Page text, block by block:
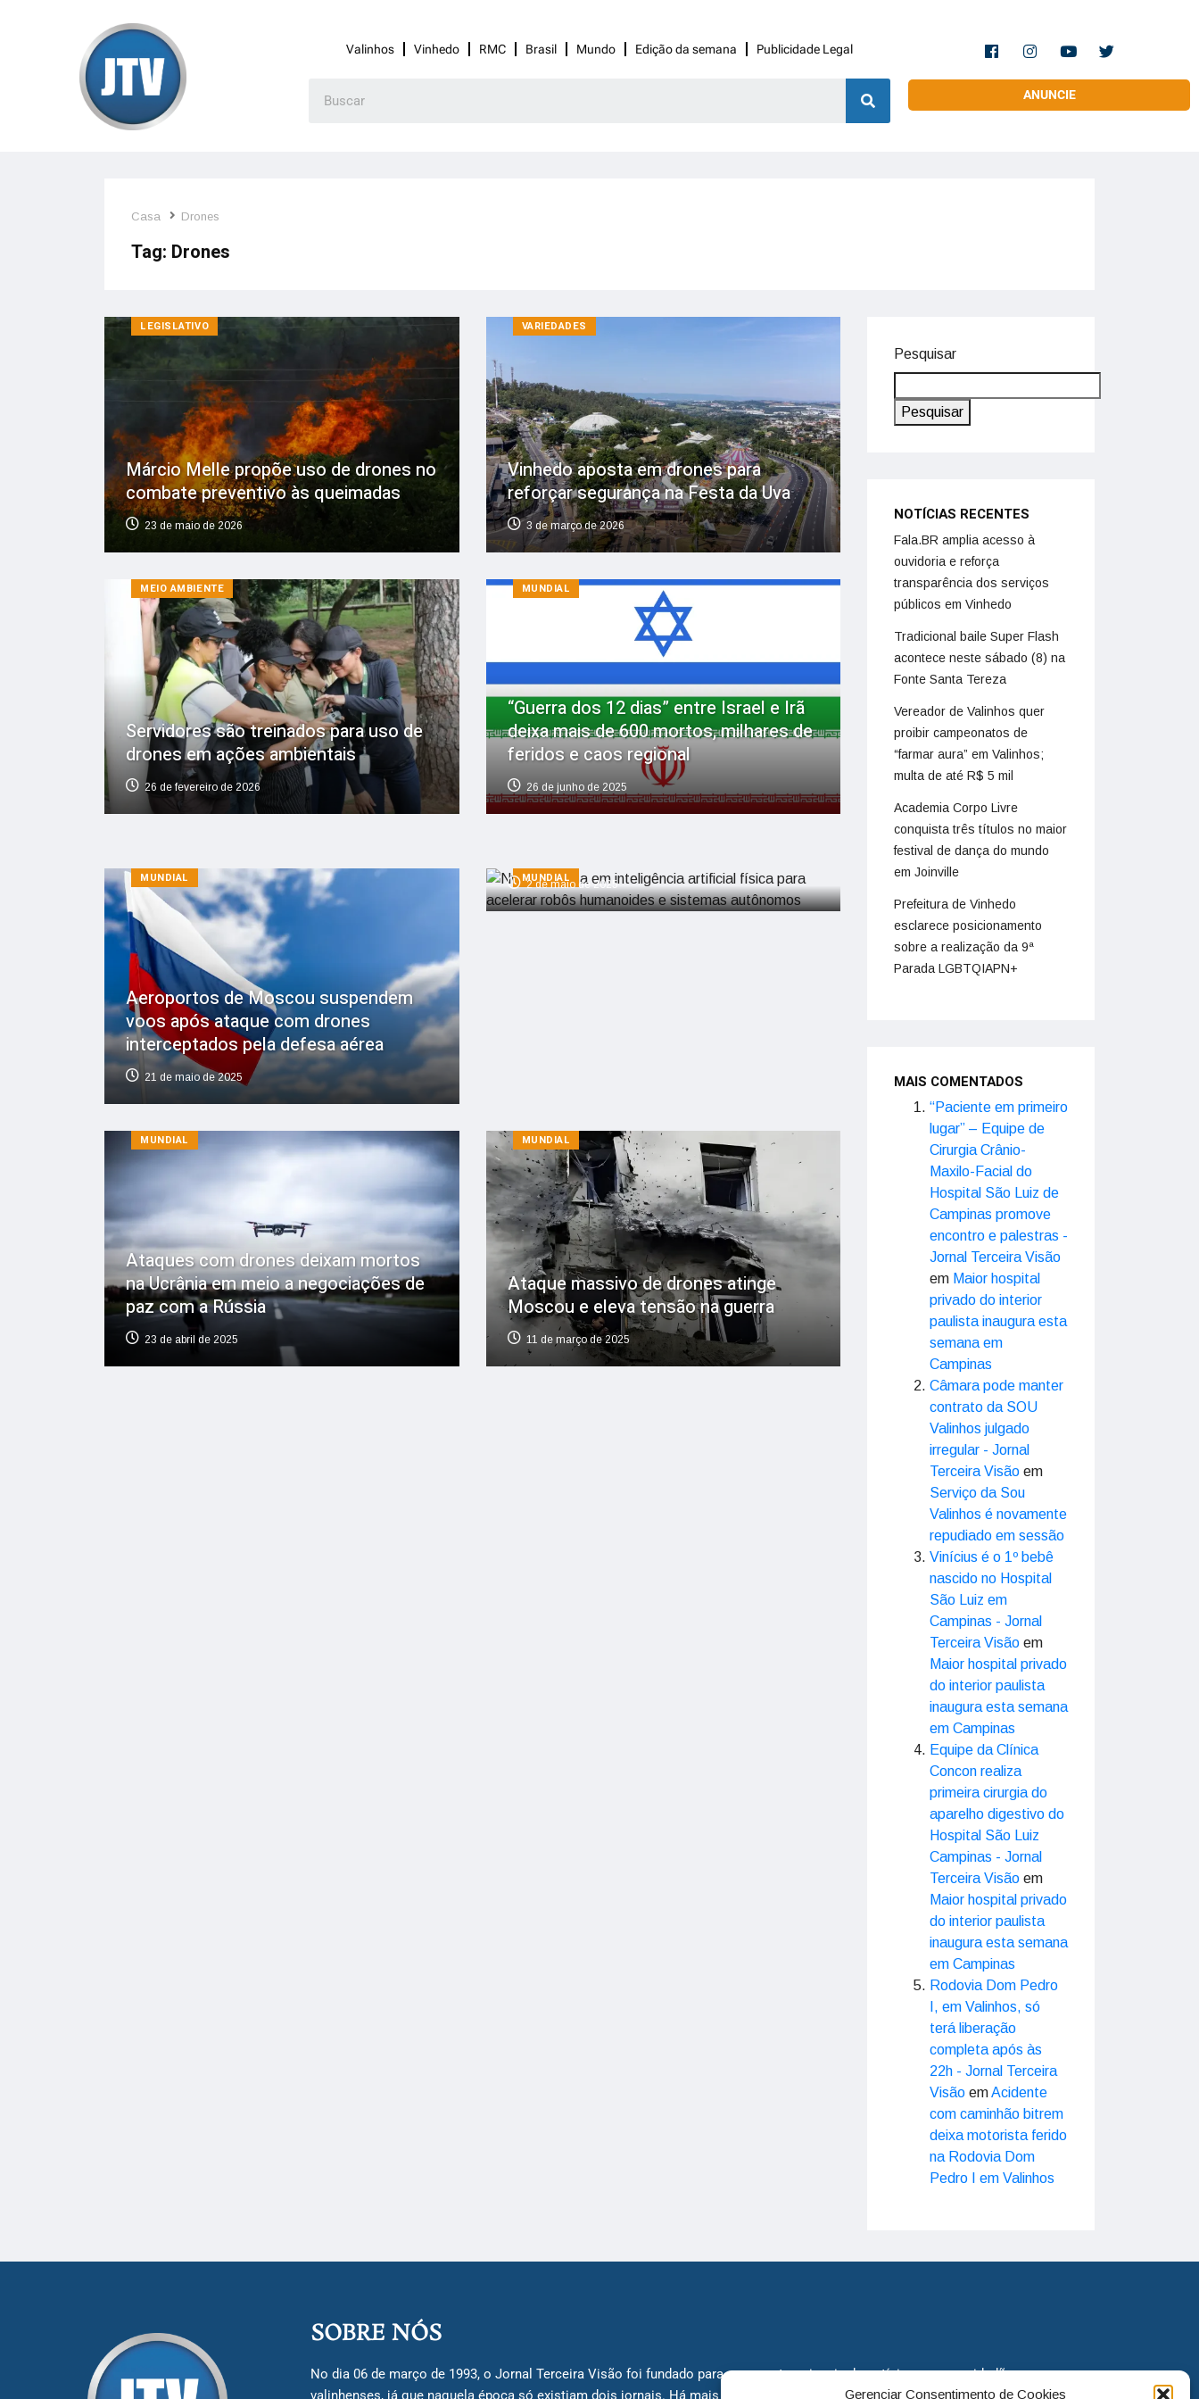
Gerenciar Consentimento de Cookies
Valinhos Vinhedo RMC Brasil Mundo Edição da semana Publicidade Legal
ANUNCIE
Casa Drones
Tag: Drones
LEGISLATIVO
Márcio Melle propõe uso de drones no
combate preventivo às queimadas
23 de maio de 2026
VARIEDADES
Vinhedo aposta em drones para
reforçar segurança na Festa da Uva
3 de março de 2026
MEIO AMBIENTE
Servidores são treinados para uso de
drones em ações ambientais
26 de fevereiro de 2026
MUNDIAL
“Guerra dos 12 dias” entre Israel e Irã
deixa mais de 600 mortos, milhares de
feridos e caos regional
26 de junho de 2025
MUNDIAL
Aeroportos de Moscou suspendem
voos após ataque com drones
interceptados pela defesa aérea
21 de maio de 2025
MUNDIAL
Nvidia aposta em inteligência artificial
2 de maio de 2025
MUNDIAL
Ataques com drones deixam mortos
na Ucrânia em meio a negociações de
paz com a Rússia
23 de abril de 2025
MUNDIAL
Ataque massivo de drones atinge
Moscou e eleva tensão na guerra
11 de março de 2025
Pesquisar
Pesquisar
NOTÍCIAS RECENTES
Fala.BR amplia acesso à
ouvidoria e reforça
transparência dos serviços
públicos em Vinhedo
Tradicional baile Super Flash
acontece neste sábado (8) na
Fonte Santa Tereza
Vereador de Valinhos quer
proibir campeonatos de
“farmar aura” em Valinhos;
multa de até R$ 5 mil
Academia Corpo Livre
conquista três títulos no maior
festival de dança do mundo
em Joinville
Prefeitura de Vinhedo
esclarece posicionamento
sobre a realização da 9ª
Parada LGBTQIAPN+
MAIS COMENTADOS
“Paciente em primeiro
lugar” – Equipe de
Cirurgia Crânio-
Maxilo-Facial do
Hospital São Luiz de
Campinas promove
encontro e palestras -
Jornal Terceira Visão
em Maior hospital
privado do interior
paulista inaugura esta
semana em
Campinas
Câmara pode manter
contrato da SOU
Valinhos julgado
irregular - Jornal
Terceira Visão em
Serviço da Sou
Valinhos é novamente
repudiado em sessão
Vinícius é o 1º bebê
nascido no Hospital
São Luiz em
Campinas - Jornal
Terceira Visão em
Maior hospital privado
do interior paulista
inaugura esta semana
em Campinas
Equipe da Clínica
Concon realiza
primeira cirurgia do
aparelho digestivo do
Hospital São Luiz
Campinas - Jornal
Terceira Visão em
Maior hospital privado
do interior paulista
inaugura esta semana
em Campinas
Rodovia Dom Pedro
I, em Valinhos, só
terá liberação
completa após às
22h - Jornal Terceira
Visão emAcidente
com caminhão bitrem
deixa motorista ferido
na Rodovia Dom
Pedro I em Valinhos
SOBRE NÓS
No dia 06 de março de 1993, o Jornal Terceira Visão foi fundado para ser uma terceira via de notícias para os cidadãos
valinhenses, já que naquela época só existiam dois jornais. Há mais de 30 anos, o jornal continua assumindo o papel